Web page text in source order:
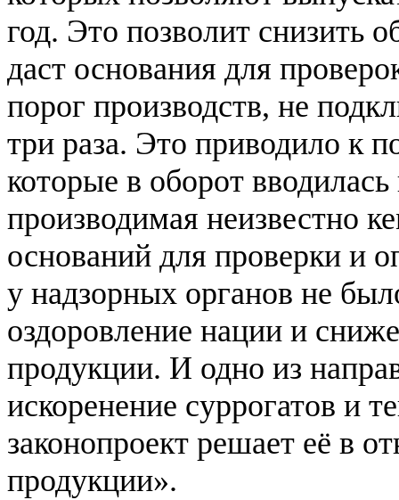
год. Это позволит снизить
даст основания для
порог производств, не
три раза. Это приводило к
которые в оборот
производимая неизвестно
оснований для проверки и
у надзорных органов не
оздоровление нации и
продукции. И одно из
искоренение суррогатов и
законопроект решает её в
продукции».